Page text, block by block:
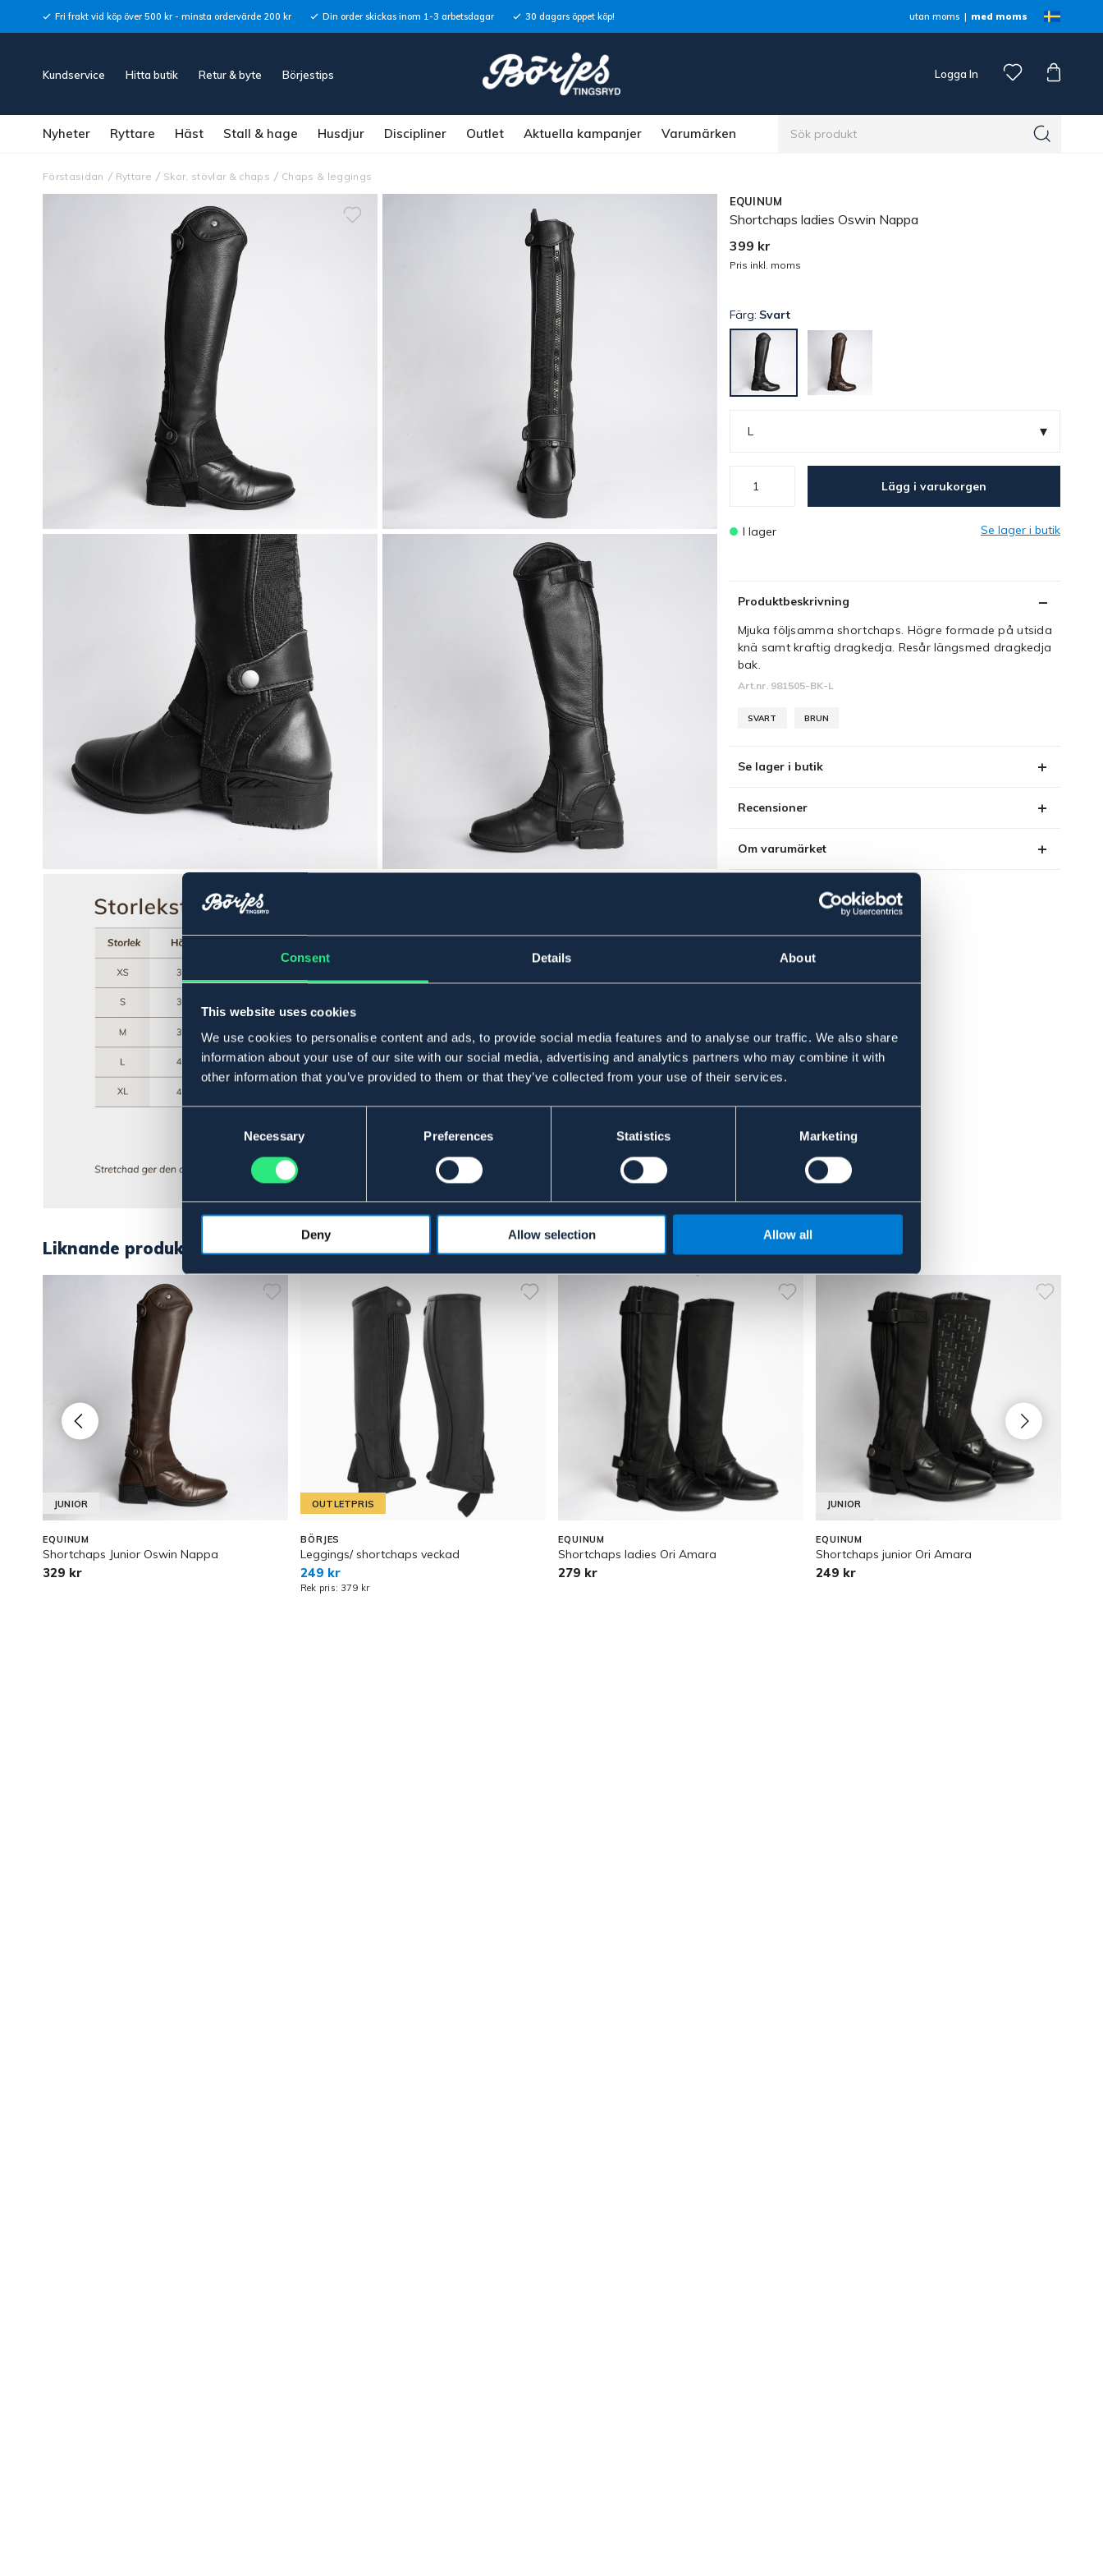
Consent Details About
This website uses cookies
We use cookies to personalise content and ads, to provide social media features and to analyse our traffic. We also share
information about your use of our site with our social media, advertising and analytics partners who may combine it with
other information that you’ve provided to them or that they’ve collected from your use of their services.
Necessary Preferences Statistics Marketing
Deny Allow selection Allow all
Fri frakt vid köp över 500 kr - minsta ordervärde 200 kr Din order skickas inom 1-3 arbetsdagar 30 dagars öppet köp! utan moms med moms
Kundservice Hitta butik Retur & byte Börjestips Logga In
Nyheter Ryttare Häst Stall & hage Husdjur Discipliner Outlet Aktuella kampanjer Varumärken
Förstasidan Ryttare Skor, stövlar & chaps Chaps & leggings
EQUINUM
Shortchaps ladies Oswin Nappa
399 kr
Pris inkl. moms
Färg: Svart
L ▾
Lägg i varukorgen
I lager Se lager i butik
Produktbeskrivning
Mjuka följsamma shortchaps. Högre formade på utsida
knä samt kraftig dragkedja. Resår längsmed dragkedja
bak.
Art.nr. 981505-BK-L
SVART BRUN
Se lager i butik
Recensioner
Om varumärket
Liknande produkter
JUNIOR
EQUINUM
Shortchaps Junior Oswin Nappa
329 kr
OUTLETPRIS
BÖRJES
Leggings/ shortchaps veckad
249 kr
Rek pris: 379 kr
EQUINUM
Shortchaps ladies Ori Amara
279 kr
JUNIOR
EQUINUM
Shortchaps junior Ori Amara
249 kr